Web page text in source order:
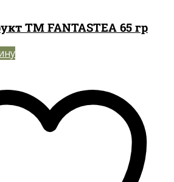
TM FANTASTEA 65 гр